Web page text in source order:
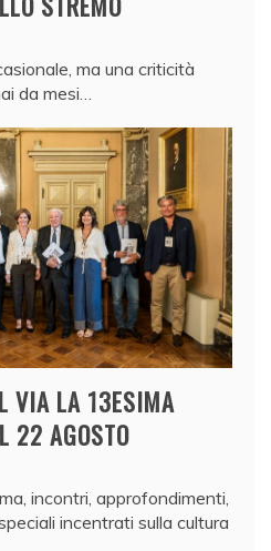
ma una criticità
da mesi…
VIA LA 13ESIMA
22 AGOSTO
incontri, approfondimenti,
incentrati sulla cultura